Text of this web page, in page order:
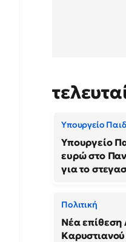
Υπουργείο
Υπουργείο
ευρώ στο
για το
Πολιτική
Νέα επίθεση
Καρυστιανού